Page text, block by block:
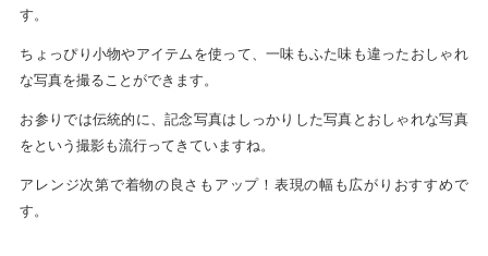
す。
ちょっぴり小物やアイテムを使って、一味もふた味も違ったおしゃれ
な写真を撮ることができます。
お参りでは伝統的に、記念写真はしっかりした写真とおしゃれな写真
をという撮影も流行ってきていますね。
アレンジ次第で着物の良さもアップ！表現の幅も広がりおすすめで
す。